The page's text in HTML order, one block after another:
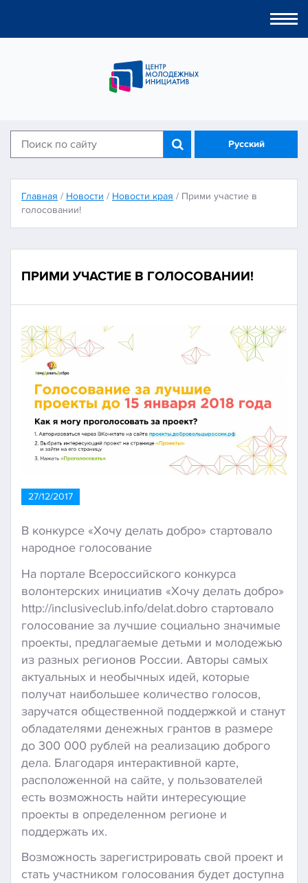
Русский
Главная / Новости / Новости края / Прими участие в
голосовании!
ПРИМИ УЧАСТИЕ В ГОЛОСОВАНИИ!
27/12/2017
В конкурсе «Хочу делать добро» стартовало
народное голосование
На портале Всероссийского конкурса
волонтерских инициатив «Хочу делать добро»
http://inclusiveclub.info/delat.dobro стартовало
голосование за лучшие социально значимые
проекты, предлагаемые детьми и молодежью
из разных регионов России. Авторы самых
актуальных и необычных идей, которые
получат наибольшее количество голосов,
заручатся общественной поддержкой и станут
обладателями денежных грантов в размере
до 300 000 рублей на реализацию доброго
дела. Благодаря интерактивной карте,
расположенной на сайте, у пользователей
есть возможность найти интересующие
проекты в определенном регионе и
поддержать их.
Возможность зарегистрировать свой проект и
стать участником голосования будет доступна